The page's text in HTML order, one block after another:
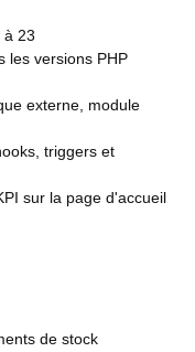
à 23
les versions PHP
externe, module
triggers et
sur la page d'accueil
de stock